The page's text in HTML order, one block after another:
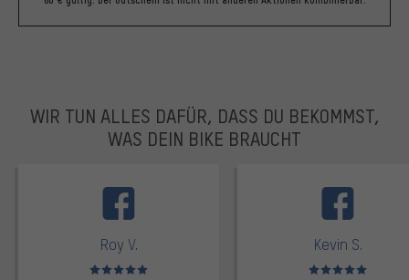
WIR TUN ALLES DAFÜR, DASS DU BEKOMMST,
WAS DEIN BIKE BRAUCHT
Roy V.
Bewertungen: 5 von 5
Kevin S.
Bewertungen: 5 von 5